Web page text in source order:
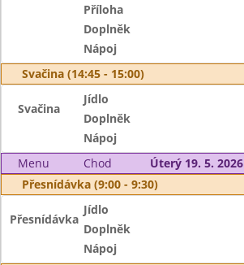
Příloha
Doplněk
Nápoj
Svačina (14:45 - 15:00)
Svačina
Jídlo
Doplněk
Nápoj
Menu
Chod
Úterý 19. 5. 2026
Přesnídávka (9:00 - 9:30)
Přesnídávka
Jídlo
Doplněk
Nápoj